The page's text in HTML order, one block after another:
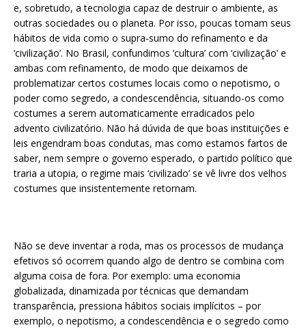
e, sobretudo, a tecnologia capaz de destruir o ambiente, as
outras sociedades ou o planeta. Por isso, poucas tomam seus
hábitos de vida como o supra-sumo do refinamento e da
‘civilização’. No Brasil, confundimos ‘cultura’ com ‘civilização’ e
ambas com refinamento, de modo que deixamos de
problematizar certos costumes locais como o nepotismo, o
poder como segredo, a condescendência, situando-os como
costumes a serem automaticamente erradicados pelo
advento civilizatório. Não há dúvida de que boas instituições e
leis engendram boas condutas, mas como estamos fartos de
saber, nem sempre o governo esperado, o partido político que
traria a utopia, o regime mais ‘civilizado’ se vê livre dos velhos
costumes que insistentemente retornam.
Não se deve inventar a roda, mas os processos de mudança
efetivos só ocorrem quando algo de dentro se combina com
alguma coisa de fora. Por exemplo: uma economia
globalizada, dinamizada por técnicas que demandam
transparência, pressiona hábitos sociais implícitos – por
exemplo, o nepotismo, a condescendência e o segredo como